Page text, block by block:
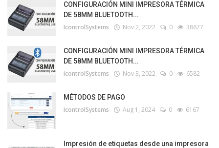
CONFIGURACIÓN MINI IMPRESORA TÉRMICA
DE 58MM BLUETOOTH...
IcontrolSystems Nov 2, 2022 0 38677
CONFIGURACIÓN MINI IMPRESORA TÉRMICA
DE 58MM BLUETOOTH...
IcontrolSystems Nov 3, 2022 0 6582
MÉTODOS DE PAGO
IcontrolSystems Aug 1, 2024 0 6167
Impresión de etiquetas desde una impresora